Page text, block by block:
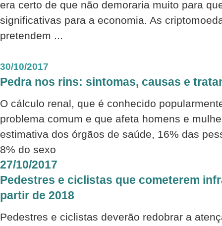
era certo de que não demoraria muito para
significativas para a economia. As
pretendem ...
30/10/2017
Pedra nos rins: sintomas, causas e
O cálculo renal, que é conhecido
problema comum e que afeta homens e
estimativa dos órgãos de saúde, 16% das
8% do sexo
27/10/2017
Pedestres e ciclistas que cometerem
partir de 2018
Pedestres e ciclistas deverão redobrar a